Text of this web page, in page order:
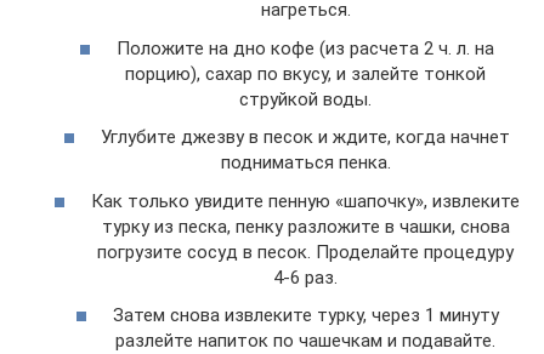
нагреться.
Положите на дно кофе (из расчета 2 ч. л. на
порцию), сахар по вкусу, и залейте тонкой
струйкой воды.
Углубите джезву в песок и ждите, когда начнет
подниматься пенка.
Как только увидите пенную «шапочку», извлеките
турку из песка, пенку разложите в чашки, снова
погрузите сосуд в песок. Проделайте процедуру
4-6 раз.
Затем снова извлеките турку, через 1 минуту
разлейте напиток по чашечкам и подавайте.